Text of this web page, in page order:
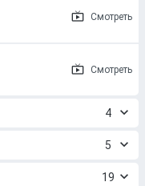
Смотреть
Смотреть
4
5
19